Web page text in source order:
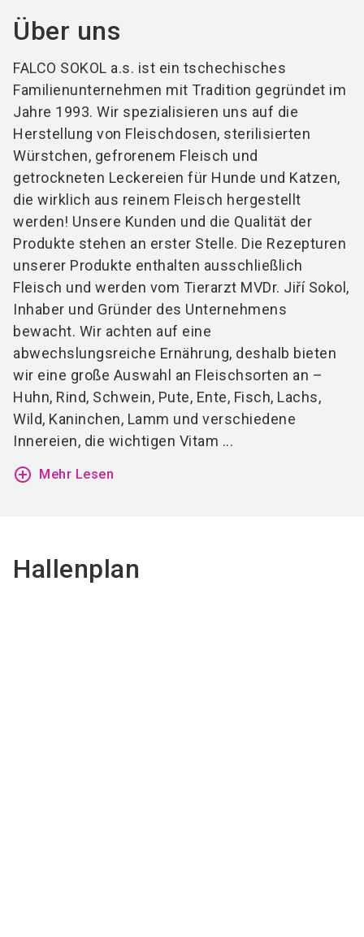
Über uns
FALCO SOKOL a.s. ist ein tschechisches
Familienunternehmen mit Tradition gegründet im
Jahre 1993. Wir spezialisieren uns auf die
Herstellung von Fleischdosen, sterilisierten
Würstchen, gefrorenem Fleisch und
getrockneten Leckereien für Hunde und Katzen,
die wirklich aus reinem Fleisch hergestellt
werden! Unsere Kunden und die Qualität der
Produkte stehen an erster Stelle. Die Rezepturen
unserer Produkte enthalten ausschließlich
Fleisch und werden vom Tierarzt MVDr. Jiří Sokol,
Inhaber und Gründer des Unternehmens
bewacht. Wir achten auf eine
abwechslungsreiche Ernährung, deshalb bieten
wir eine große Auswahl an Fleischsorten an –
Huhn, Rind, Schwein, Pute, Ente, Fisch, Lachs,
Wild, Kaninchen, Lamm und verschiedene
Innereien, die wichtigen Vitam ...
add_circle_outline Mehr Lesen
Hallenplan